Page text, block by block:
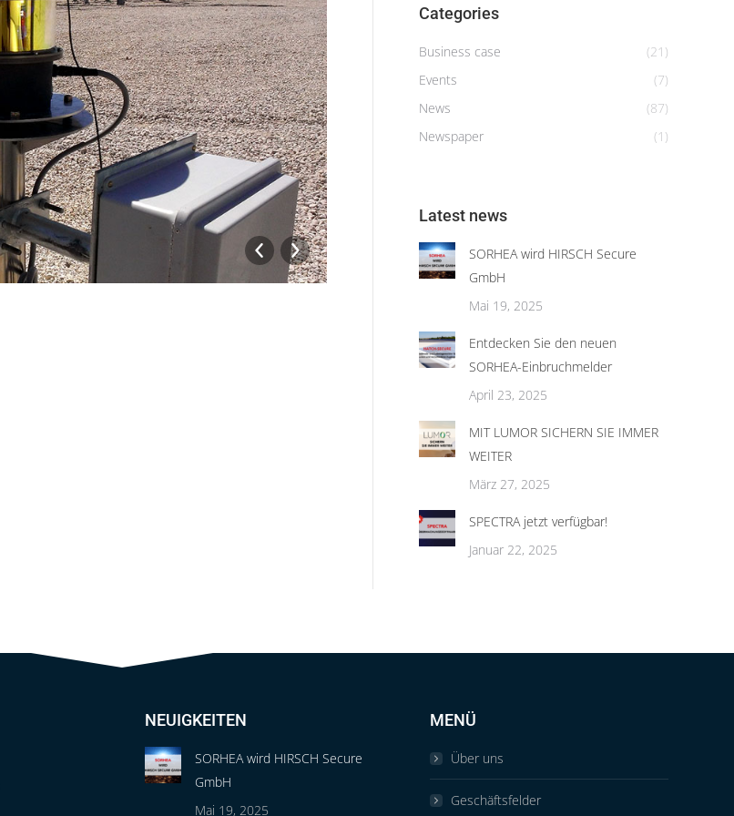
G-fence 3000
Categories
Business case
(21)
Events
(7)
News
(87)
Newspaper
(1)
Latest news
SORHEA wird HIRSCH Secure
GmbH
Mai 19, 2025
Entdecken Sie den neuen
SORHEA-Einbruchmelder
April 23, 2025
MIT LUMOR SICHERN SIE IMMER
WEITER
März 27, 2025
SPECTRA jetzt verfügbar!
Januar 22, 2025
NEUIGKEITEN
SORHEA wird HIRSCH Secure
GmbH
Mai 19, 2025
MENÜ
Über uns
Geschäftsfelder